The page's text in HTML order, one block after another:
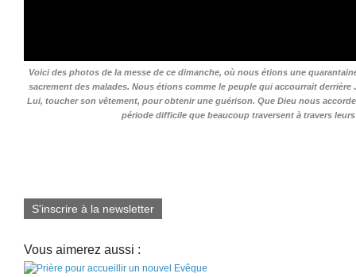
Voici des photos de la messe de ce dimanche, où nous étions une
sacrement des malades. Nous étions comme le peuple qui accourrait
Lui, toucher son vêtement, pour obtenir une guérison. Que Dieu nous
période difficile que beaucoup traversent à travers leurs
S'inscrire à la newsletter
Vous aimerez aussi :